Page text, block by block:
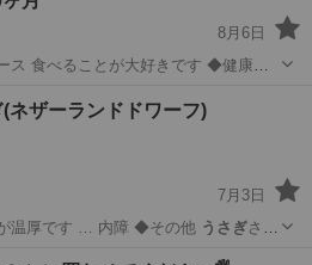
8月6日
べることが大好きです ◆健康状
ジ ・トイレ ・エサ ・牧草 ・トイレ
その他 ネザーランドドワーフ
ネザーランドドワーフ)
7月3日
ですが温厚です … 内障 ◆その他 うさぎさん
その他 うさぎ